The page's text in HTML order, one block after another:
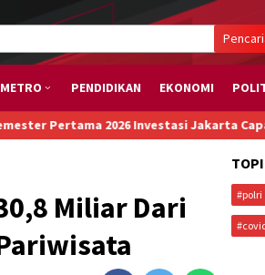
METRO PENDIDIKAN EKONOMI
2026 Investasi Jakarta Capai Rp173,6
Miliar Dari
#polri